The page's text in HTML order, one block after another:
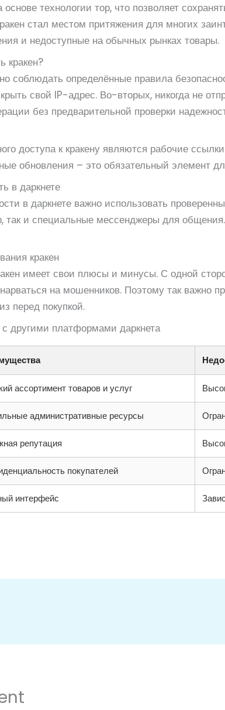
технологии тор, что позволяет
стал местом притяжения для многих
и недоступные на обычных рынках товары.
кракен?
соблюдать определённые правила
свой IP-адрес. Во-вторых, никогда не
без предварительной проверки
доступа к кракену являются рабочие
обновления – это обязательный элемент
в даркнете
в даркнете важно использовать
так и специальные мессенджеры для
кракен
имеет свои плюсы и минусы. С одной
на мошенников. Поэтому так важно
перед покупкой.
другими платформами даркнета
ассортимент товаров и услуг
административные ресурсы
репутация
покупателей
интерфейс